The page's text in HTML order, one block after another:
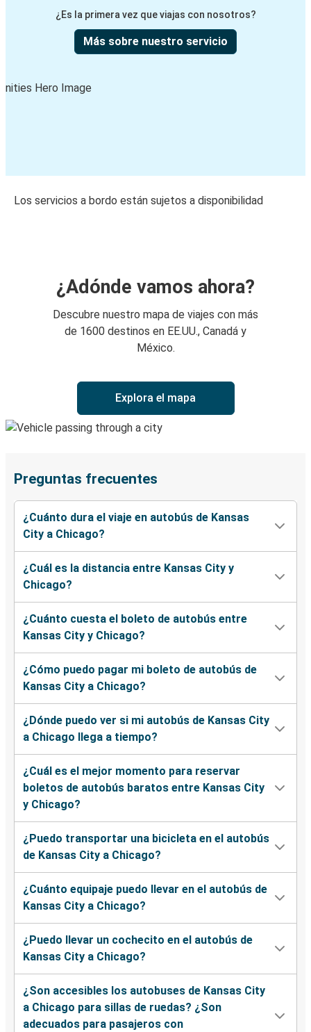
¿Es la primera vez que viajas con nosotros?
Más sobre nuestro servicio
Los servicios a bordo están sujetos a disponibilidad
¿Adónde vamos ahora?
Descubre nuestro mapa de viajes con más
de 1600 destinos en EE.UU., Canadá y
México.
Explora el mapa
Preguntas frecuentes
¿Cuánto dura el viaje en autobús de Kansas
City a Chicago?
¿Cuál es la distancia entre Kansas City y
Chicago?
¿Cuánto cuesta el boleto de autobús entre
Kansas City y Chicago?
¿Cómo puedo pagar mi boleto de autobús de
Kansas City a Chicago?
¿Dónde puedo ver si mi autobús de Kansas City
a Chicago llega a tiempo?
¿Cuál es el mejor momento para reservar
boletos de autobús baratos entre Kansas City
y Chicago?
¿Puedo transportar una bicicleta en el autobús
de Kansas City a Chicago?
¿Cuánto equipaje puedo llevar en el autobús de
Kansas City a Chicago?
¿Puedo llevar un cochecito en el autobús de
Kansas City a Chicago?
¿Son accesibles los autobuses de Kansas City
a Chicago para sillas de ruedas? ¿Son
adecuados para pasajeros con